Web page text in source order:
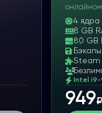
4 ядра
8 GB
80 GB
Steam
Intel i9-
949₽